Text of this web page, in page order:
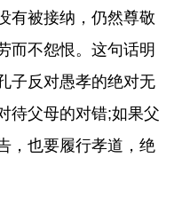
有被接纳，仍然尊敬
而不怨恨。这句话明
子反对愚孝的绝对无
待父母的对错;如果父
，也要履行孝道，绝